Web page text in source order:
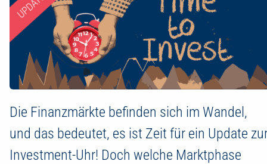
Die Finanzmärkte befinden sich im Wandel,
und das bedeutet, es ist Zeit für ein Update
Investment-Uhr! Doch welche Marktphase